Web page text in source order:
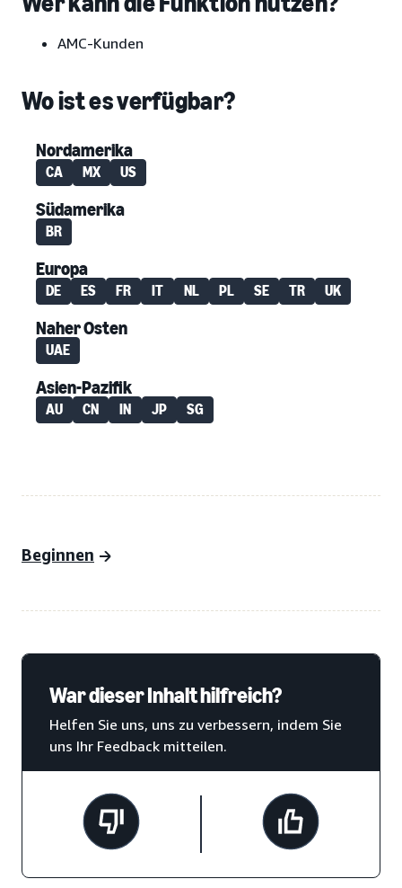
AMC-Kunden
Wo ist es verfügbar?
Nordamerika
CA MX US
Südamerika
BR
Europa
DE ES FR IT NL PL SE TR UK
Naher Osten
UAE
Asien-Pazifik
AU CN IN JP SG
Beginnen
War dieser Inhalt hilfreich?
Helfen Sie uns, uns zu verbessern, indem Sie
uns Ihr Feedback mitteilen.